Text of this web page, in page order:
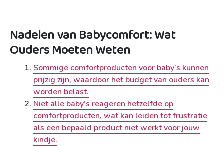
Nadelen van Babycomfort: Wat
Ouders Moeten Weten
Sommige comfortproducten voor baby’s kunnen
prijzig zijn, waardoor het budget van ouders kan
worden belast.
Niet alle baby’s reageren hetzelfde op
comfortproducten, wat kan leiden tot frustratie
als een bepaald product niet werkt voor jouw
kindje.